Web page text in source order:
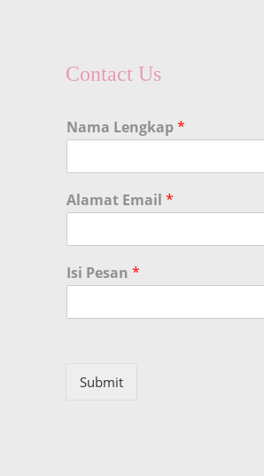
Contact Us
Nama Lengkap*
Alamat Email *
Isi Pesan *
Submit